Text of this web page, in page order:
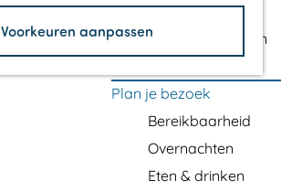
Voorkeuren aanpassen
TOP's
Fietspauzepunten
Plan je bezoek
Bereikbaarheid
Overnachten
Eten & drinken